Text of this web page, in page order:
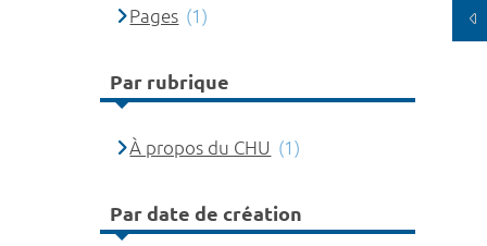
Pages (1)
Par rubrique
À propos du CHU (1)
Par date de création